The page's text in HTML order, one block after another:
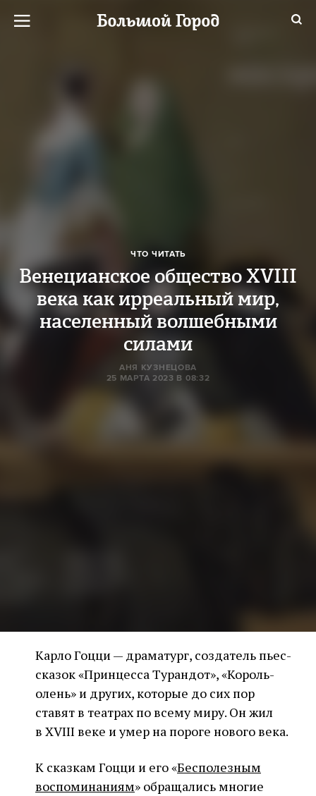
ЧТО ЧИТАТЬ
Венецианское общество XVIII
века как ирреальный мир,
населенный волшебными
силами
АНЯ КУЗНЕЦОВА
25 МАРТА 2023 В 08:32
Карло Гоцци — драматург, создатель пьес-
сказок «Принцесса Турандот», «Король-
олень» и других, которые до сих пор
ставят в театрах по всему миру. Он жил
в XVIII веке и умер на пороге нового века.
К сказкам Гоцци и его «Бесполезным
воспоминаниям» обращались многие